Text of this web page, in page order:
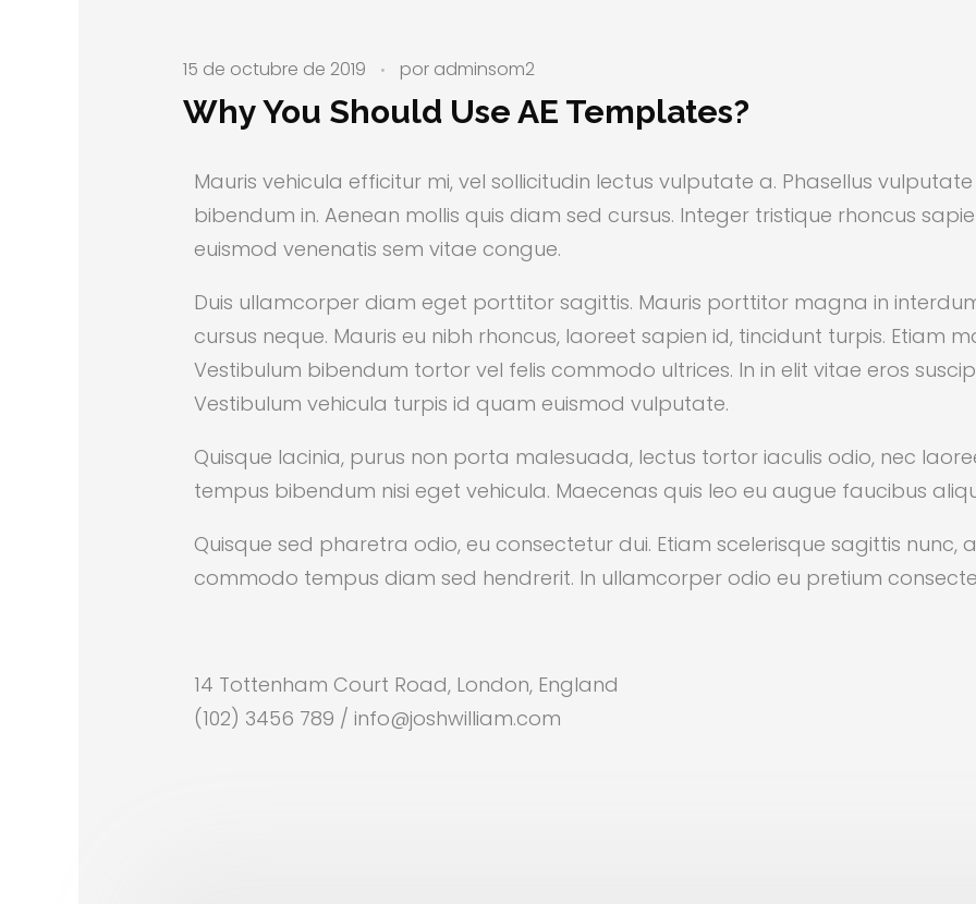
Why You Should Use AE Templates?
15 de octubre de 2019 por adminsom2
Mauris vehicula efficitur mi, vel sollicitudin lectus vulputate a. Phasellus
bibendum in. Aenean mollis quis diam sed cursus. Integer tristique rhoncus
euismod venenatis sem vitae congue.
Duis ullamcorper diam eget porttitor sagittis. Mauris porttitor magna in
cursus neque. Mauris eu nibh rhoncus, laoreet sapien id, tincidunt turpis. Etiam
Vestibulum bibendum tortor vel felis commodo ultrices. In in elit vitae eros
Vestibulum vehicula turpis id quam euismod vulputate.
Quisque lacinia, purus non porta malesuada, lectus tortor iaculis odio, nec
tempus bibendum nisi eget vehicula. Maecenas quis leo eu augue faucibus
Quisque sed pharetra odio, eu consectetur dui. Etiam scelerisque sagittis nunc,
commodo tempus diam sed hendrerit. In ullamcorper odio eu pretium
14 Tottenham Court Road, London, England
(102) 3456 789 / info@joshwilliam.com